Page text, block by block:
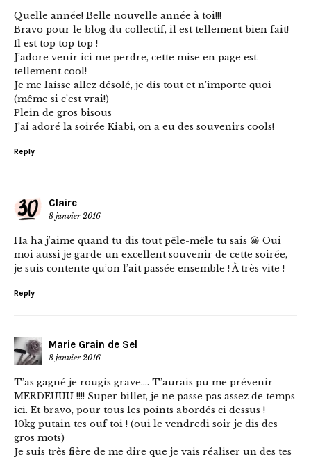
Quelle année! Belle nouvelle année à toi!!!
Bravo pour le blog du collectif, il est tellement bien fait!
Il est top top top !
J’adore venir ici me perdre, cette mise en page est
tellement cool!
Je me laisse allez désolé, je dis tout et n’importe quoi
(même si c’est vrai!)
Plein de gros bisous
J’ai adoré la soirée Kiabi, on a eu des souvenirs cools!
Reply
Claire
8 janvier 2016
Ha ha j’aime quand tu dis tout pêle-mêle tu sais 😀 Oui
moi aussi je garde un excellent souvenir de cette soirée,
je suis contente qu’on l’ait passée ensemble ! À très vite !
Reply
Marie Grain de Sel
8 janvier 2016
T’as gagné je rougis grave…. T’aurais pu me prévenir
MERDEUUU !!!! Super billet, je ne passe pas assez de temps
ici. Et bravo, pour tous les points abordés ci dessus !
10kg putain tes ouf toi ! (oui le vendredi soir je dis des
gros mots)
Je suis très fière de me dire que je vais réaliser un des tes